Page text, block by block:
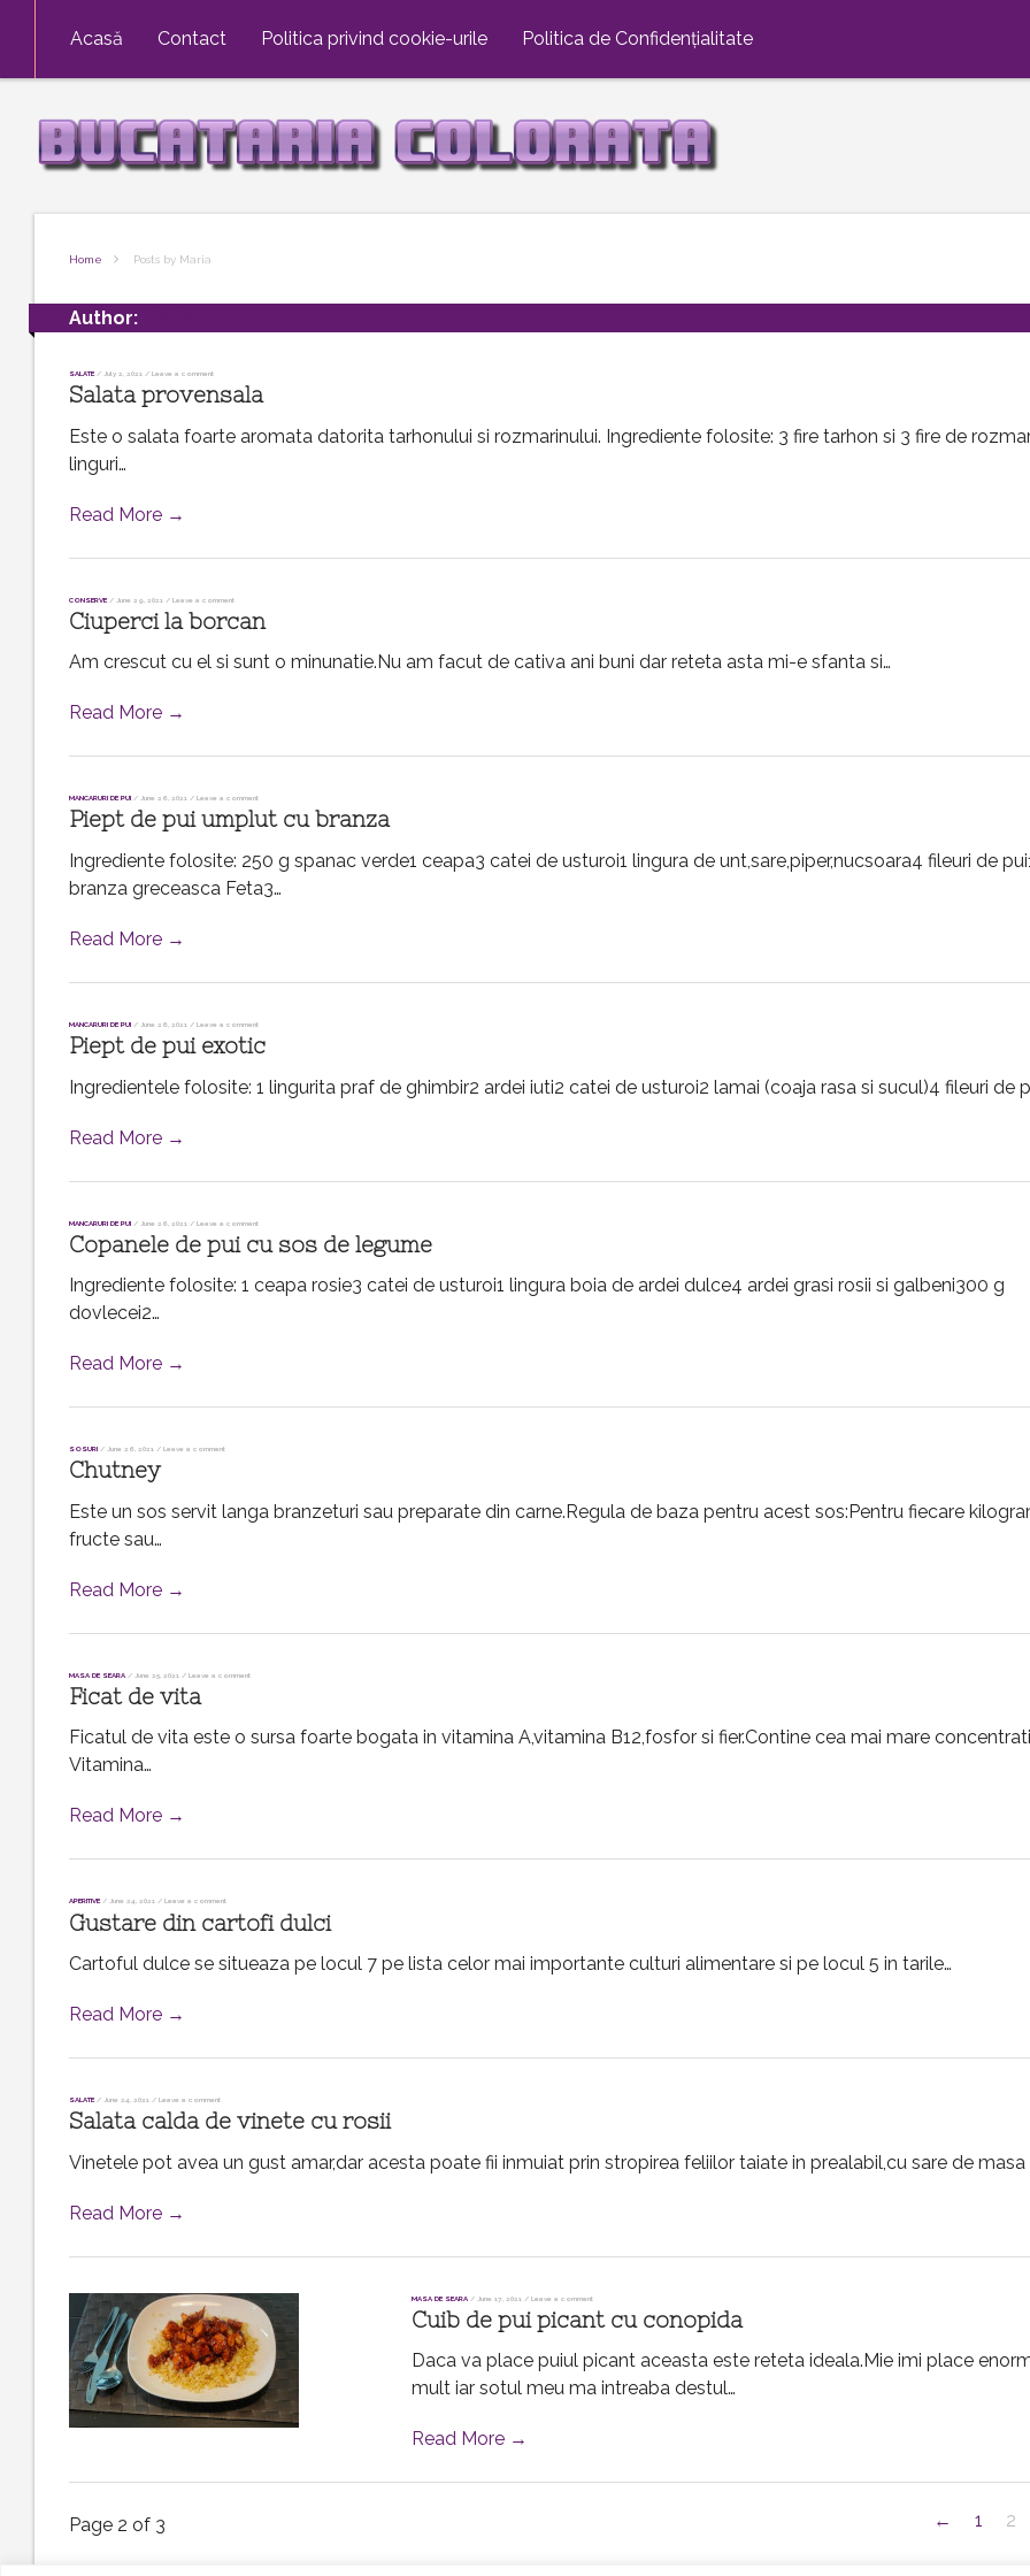
Acasă
Contact Politica privind cookie-urile Politica de Confidențialitate
Home Posts by Maria
Author:
SALATE / July 2, 2021 / Leave a comment
Salata provensala
Este o salata foarte aromata datorita tarhonului si rozmarinului. Ingrediente folosite: 3 fire tarhon si 3 fire de
linguri…
Read More →
CONSERVE / June 29, 2021 / Leave a comment
Ciuperci la borcan
Am crescut cu el si sunt o minunatie.Nu am facut de cativa ani buni dar reteta asta mi-e sfanta si…
Read More →
MANCARURI DE PUI / June 26, 2021 / Leave a comment
Piept de pui umplut cu branza
Ingrediente folosite: 250 g spanac verde1 ceapa3 catei de usturoi1 lingura de unt,sare,piper,nucsoara4 fileuri de
branza greceasca Feta3…
Read More →
MANCARURI DE PUI / June 26, 2021 / Leave a comment
Piept de pui exotic
Ingredientele folosite: 1 lingurita praf de ghimbir2 ardei iuti2 catei de usturoi2 lamai (coaja rasa si sucul)4 fileuri de
Read More →
MANCARURI DE PUI / June 26, 2021 / Leave a comment
Copanele de pui cu sos de legume
Ingrediente folosite: 1 ceapa rosie3 catei de usturoi1 lingura boia de ardei dulce4 ardei grasi rosii si galbeni300 g
dovlecei2…
Read More →
SOSURI / June 26, 2021 / Leave a comment
Chutney
Este un sos servit langa branzeturi sau preparate din carne.Regula de baza pentru acest sos:Pentru fiecare
fructe sau…
Read More →
MASA DE SEARA / June 25, 2021 / Leave a comment
Ficat de vita
Ficatul de vita este o sursa foarte bogata in vitamina A,vitamina B12,fosfor si fier.Contine cea mai mare
Vitamina…
Read More →
APERITIVE / June 24, 2021 / Leave a comment
Gustare din cartofi dulci
Cartoful dulce se situeaza pe locul 7 pe lista celor mai importante culturi alimentare si pe locul 5 in tarile…
Read More →
SALATE / June 24, 2021 / Leave a comment
Salata calda de vinete cu rosii
Vinetele pot avea un gust amar,dar acesta poate fii inmuiat prin stropirea feliilor taiate in prealabil,cu sare de masa
Read More →
MASA DE SEARA / June 17, 2021 / Leave a comment
Cuib de pui picant cu conopida
Daca va place puiul picant aceasta este reteta ideala.Mie imi place
mult iar sotul meu ma intreaba destul…
Read More →
Page 2 of 3 ← 1 2